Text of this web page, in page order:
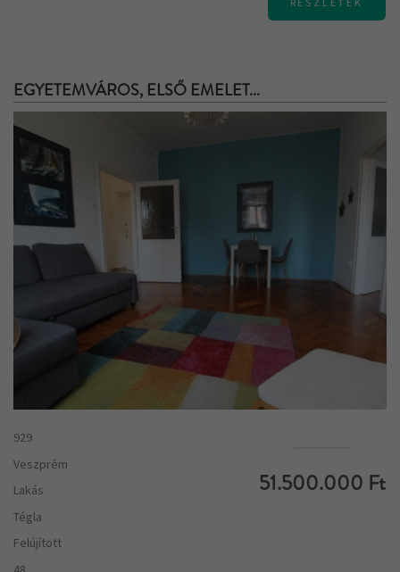
EGYETEMVÁROS, ELSŐ EMELET...
929
Veszprém
Lakás
Tégla
Felújított
51.500.000 Ft